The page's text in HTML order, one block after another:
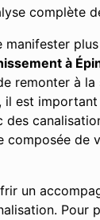
complète
à
remonter à
est
de
un
Pour